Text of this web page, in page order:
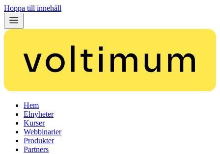
Hoppa till innehåll
Hem
Elnyheter
Kurser
Webbinarier
Produkter
Partners